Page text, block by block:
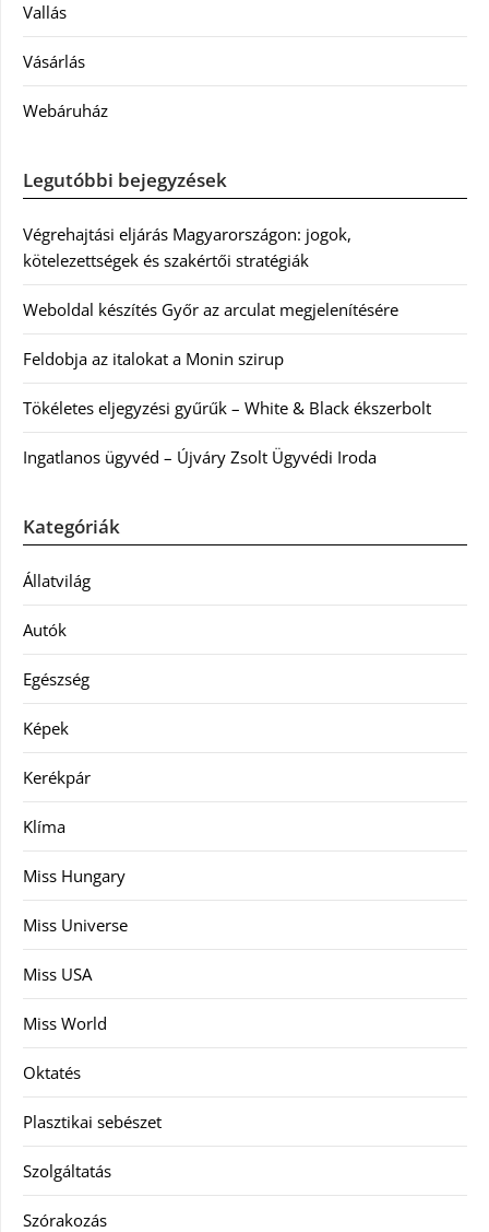
Vallás
Vásárlás
Webáruház
Legutóbbi bejegyzések
Végrehajtási eljárás Magyarországon: jogok,
kötelezettségek és szakértői stratégiák
Weboldal készítés Győr az arculat megjelenítésére
Feldobja az italokat a Monin szirup
Tökéletes eljegyzési gyűrűk – White & Black ékszerbolt
Ingatlanos ügyvéd – Újváry Zsolt Ügyvédi Iroda
Kategóriák
Állatvilág
Autók
Egészség
Képek
Kerékpár
Klíma
Miss Hungary
Miss Universe
Miss USA
Miss World
Oktatés
Plasztikai sebészet
Szolgáltatás
Szórakozás